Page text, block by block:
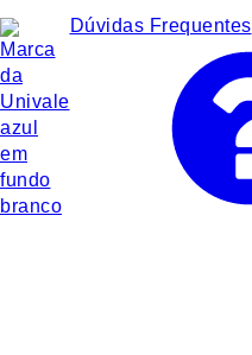
Dúvidas Frequentes